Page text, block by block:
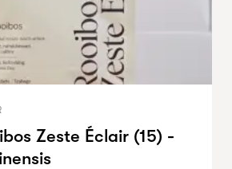
Zeste Éclair (15) -